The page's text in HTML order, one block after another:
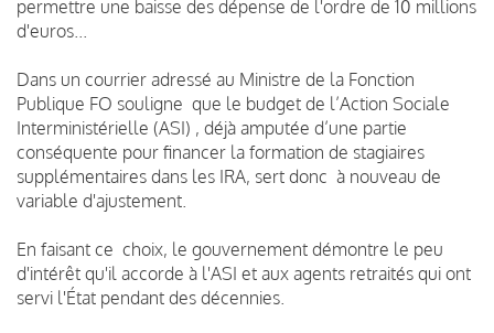
permettre une baisse des dépense de l'ordre de 10 millions
d'euros...
Dans un courrier adressé au Ministre de la Fonction
Publique FO souligne que le budget de l’Action Sociale
Interministérielle (ASI) , déjà amputée d’une partie
conséquente pour financer la formation de stagiaires
supplémentaires dans les IRA, sert donc à nouveau de
variable d'ajustement.
En faisant ce choix, le gouvernement démontre le peu
d'intérêt qu'il accorde à l'ASI et aux agents retraités qui ont
servi l'État pendant des décennies.